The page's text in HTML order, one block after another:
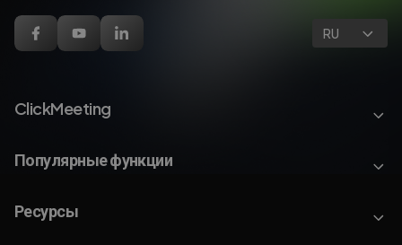
RU
ClickMeeting
Популярные функции
Ресурсы